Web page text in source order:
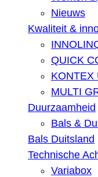
Nieuws
Kwaliteit &
QUICK
KONTEX
MULTI
Duurzaamheid
Bals &
Bals Duitsland
Technische
Variabox